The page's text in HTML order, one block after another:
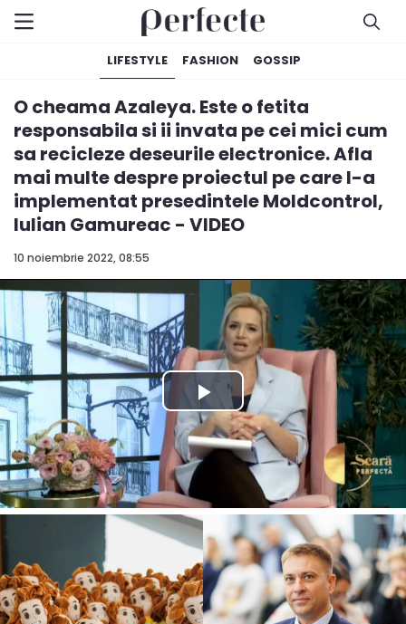
LIFESTYLE FASHION GOSSIP
10 noiembrie 2022, 08:55
O cheama Azaleya. Este o fetita
responsabila si ii invata pe cei mici cum
sa recicleze deseurile electronice. Afla
mai multe despre proiectul pe care l-a
implementat presedintele Moldcontrol,
Iulian Gamureac - VIDEO